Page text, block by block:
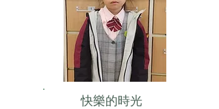
快樂的時光